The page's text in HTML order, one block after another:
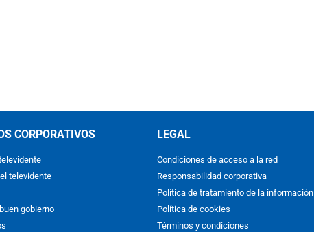
CORPORATIVOS
televidente
gobierno
LEGAL
Condiciones de acceso a la red
Responsabilidad corporativa
Política de tratamiento de la información
Política de cookies
Términos y condiciones